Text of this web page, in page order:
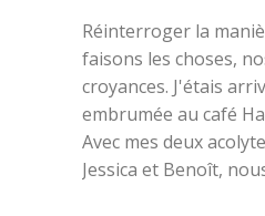
Réinterroger la
faisons les choses,
croyances. J'étais
embrumée au café
Avec mes deux
Jessica et Benoît,